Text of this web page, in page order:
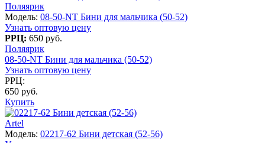
Поляярик
Модель: 08-50-NT Бини для мальчика (50-52)
Узнать оптовую цену
РРЦ: 650 руб.
Поляярик
08-50-NT Бини для мальчика (50-52)
Узнать оптовую цену
РРЦ:
650 руб.
Купить
Artel
Модель: 02217-62 Бини детская (52-56)